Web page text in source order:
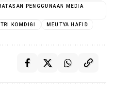
PENGGUNAAN MEDIA
KOMDIGI MEUTYA HAFID